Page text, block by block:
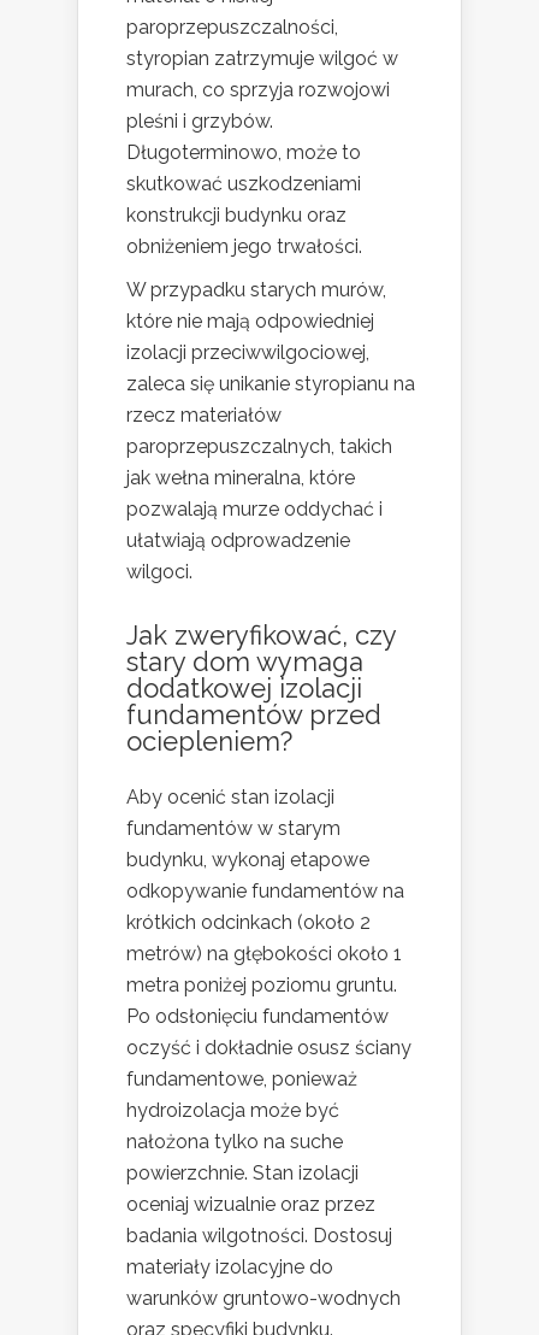
paroprzepuszczalności,
styropian zatrzymuje wilgoć w
murach, co sprzyja rozwojowi
pleśni i grzybów.
Długoterminowo, może to
skutkować uszkodzeniami
konstrukcji budynku oraz
obniżeniem jego trwałości.
W przypadku starych murów,
które nie mają odpowiedniej
izolacji przeciwwilgociowej,
zaleca się unikanie styropianu na
rzecz materiałów
paroprzepuszczalnych, takich
jak wełna mineralna, które
pozwalają murze oddychać i
ułatwiają odprowadzenie
wilgoci.
Jak zweryfikować, czy
stary dom wymaga
dodatkowej izolacji
fundamentów przed
ociepleniem?
Aby ocenić stan izolacji
fundamentów w starym
budynku, wykonaj etapowe
odkopywanie fundamentów na
krótkich odcinkach (około 2
metrów) na głębokości około 1
metra poniżej poziomu gruntu.
Po odsłonięciu fundamentów
oczyść i dokładnie osusz ściany
fundamentowe, ponieważ
hydroizolacja może być
nałożona tylko na suche
powierzchnie. Stan izolacji
oceniaj wizualnie oraz przez
badania wilgotności. Dostosuj
materiały izolacyjne do
warunków gruntowo-wodnych
oraz specyfiki budynku.